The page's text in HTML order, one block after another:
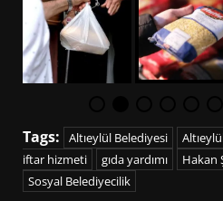
Tags: Altıeylül Belediyesi
iftar hizmeti
gıda yardımı Hakan
Sosyal Belediyecilik